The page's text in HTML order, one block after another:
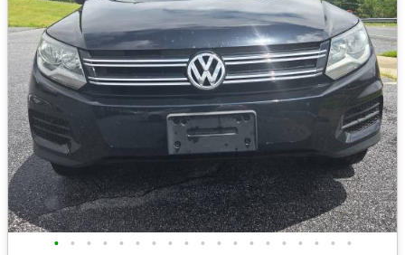
• • • • • • • • • • • • • • • • • • •